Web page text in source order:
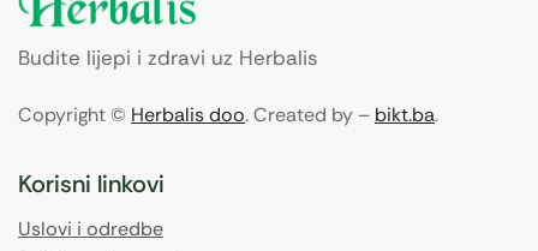
Budite lijepi i zdravi uz Herbalis
Copyright © Herbalis doo. Created by – bikt.ba.
Korisni linkovi
Uslovi i odredbe